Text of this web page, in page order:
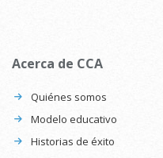
Acerca de CCA
Quiénes somos
Modelo educativo
Historias de éxito